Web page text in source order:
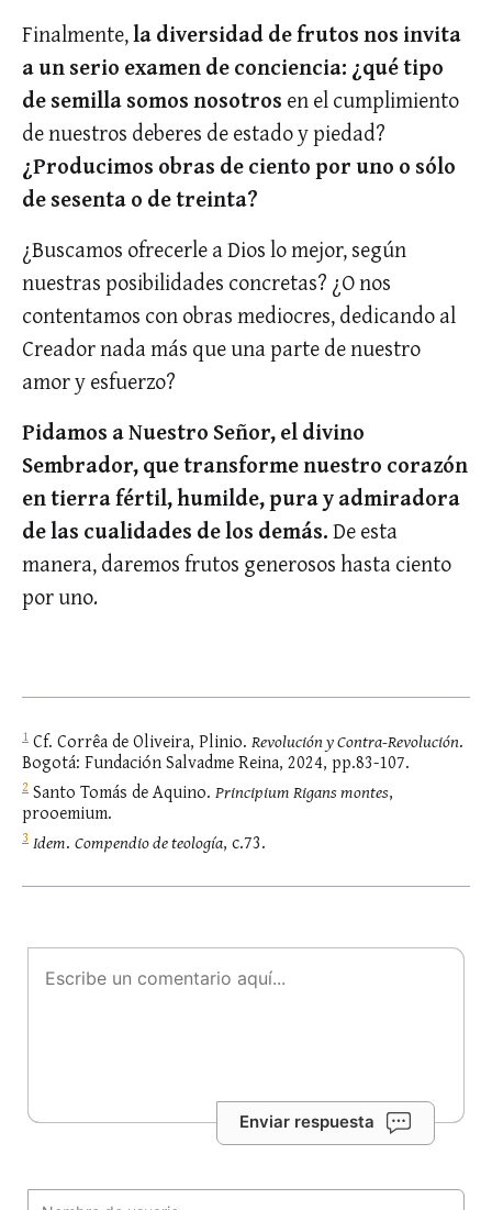
Finalmente,la diversidad de frutos nos invita
a un serio examen de conciencia: ¿qué tipo
de semilla somos nosotros en el cumplimiento
de nuestros deberes de estado y piedad?
¿Producimos obras de ciento por uno o sólo
de sesenta o de treinta?
¿Buscamos ofrecerle a Dios lo mejor, según
nuestras posibilidades concretas? ¿O nos
contentamos con obras mediocres, dedicando al
Creador nada más que una parte de nuestro
amor y esfuerzo?
Pidamos a Nuestro Señor, el divino
Sembrador, que transforme nuestro corazón
en tierra fértil, humilde, pura y admiradora
de las cualidades de los demás.De esta
manera, daremos frutos generosos hasta ciento
por uno.
1 Cf. Corrêa de Oliveira, Plinio. Revolución y Contra-Revolución.
Bogotá: Fundación Salvadme Reina, 2024, pp.83-107.
2 Santo Tomás de Aquino. Principium Rigans montes,
prooemium.
3 Idem. Compendio de teología, c.73.
Enviar respuesta